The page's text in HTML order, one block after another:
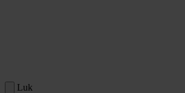
Luk